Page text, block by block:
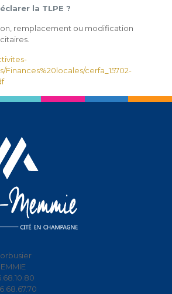
la TLPE ?
remplacement ou modification
Finances%20locales/cerfa_15702-